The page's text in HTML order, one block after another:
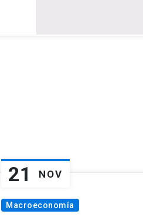
21 NOV
Macroeconomía